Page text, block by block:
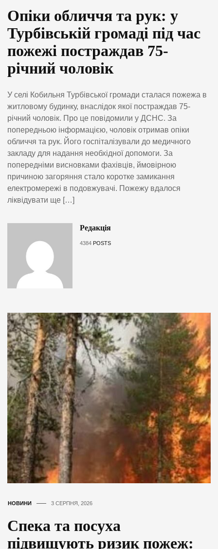
Опіки обличчя та рук: у
Турбівській громаді під час
пожежі постраждав 75-
річний чоловік
У селі Кобильня Турбівської громади сталася пожежа в
житловому будинку, внаслідок якої постраждав 75-
річний чоловік. Про це повідомили у ДСНС. За
попередньою інформацією, чоловік отримав опіки
обличчя та рук. Його госпіталізували до медичного
закладу для надання необхідної допомоги. За
попередніми висновками фахівців, ймовірною
причиною загоряння стало коротке замикання
електромережі в подовжувачі. Пожежу вдалося
ліквідувати ще […]
Редакція
4384 POSTS
НОВИНИ 3 СЕРПНЯ, 2026
Спека та посуха
підвищують ризик пожеж: